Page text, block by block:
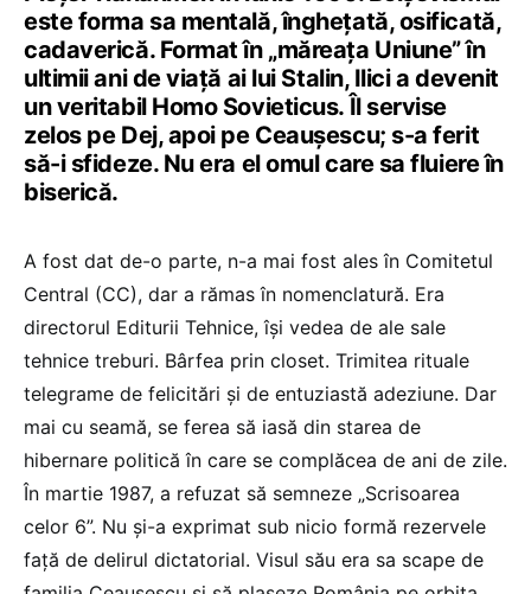
este forma sa mentală, înghețată, osificată,
cadaverică. Format în „măreața Uniune” în
ultimii ani de viață ai lui Stalin, Ilici a devenit
un veritabil Homo Sovieticus. Îl servise
zelos pe Dej, apoi pe Ceaușescu; s-a ferit
să-i sfideze. Nu era el omul care sa fluiere în
biserică.
A fost dat de-o parte, n-a mai fost ales în Comitetul
Central (CC), dar a rămas în nomenclatură. Era
directorul Editurii Tehnice, își vedea de ale sale
tehnice treburi. Bârfea prin closet. Trimitea rituale
telegrame de felicitări și de entuziastă adeziune. Dar
mai cu seamă, se ferea să iasă din starea de
hibernare politică în care se complăcea de ani de zile.
În martie 1987, a refuzat să semneze „Scrisoarea
celor 6”. Nu și-a exprimat sub nicio formă rezervele
față de delirul dictatorial. Visul său era sa scape de